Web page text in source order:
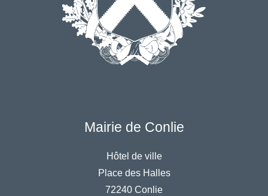
Mairie de Conlie
Hôtel de ville
Place des Halles
72240 Conlie